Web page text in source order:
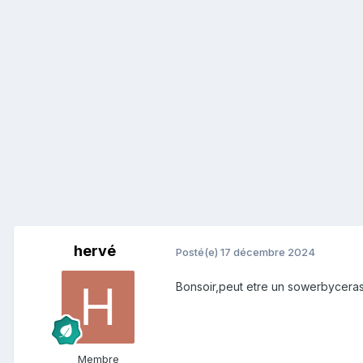
hervé
Membre
Posté(e) 17 décembre 2024
Bonsoir,peut etre un